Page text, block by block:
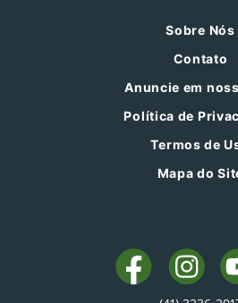
Sobre Nós
Contato
Anuncie em
Política de
Termos de
Mapa do